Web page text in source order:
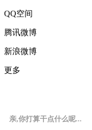
QQ空间
腾讯微博
新浪微博
更多
亲,你打算干点什么呢...